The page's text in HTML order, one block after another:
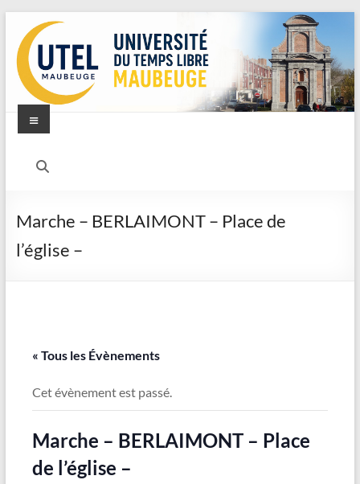
contenu
UTEL
Université
du
Maubeuge
Menu
Marche – BERLAIMONT – Place de
l’église –
« Tous les Évènements
Cet évènement est passé.
Marche – BERLAIMONT – Place
de l’église –